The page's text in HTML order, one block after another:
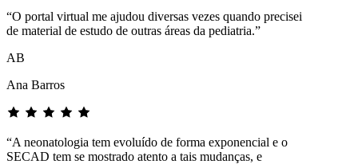
“O portal virtual me ajudou diversas vezes quando precisei
de material de estudo de outras áreas da pediatria.”
AB
Ana Barros
“A neonatologia tem evoluído de forma exponencial e o
SECAD tem se mostrado atento a tais mudanças, e